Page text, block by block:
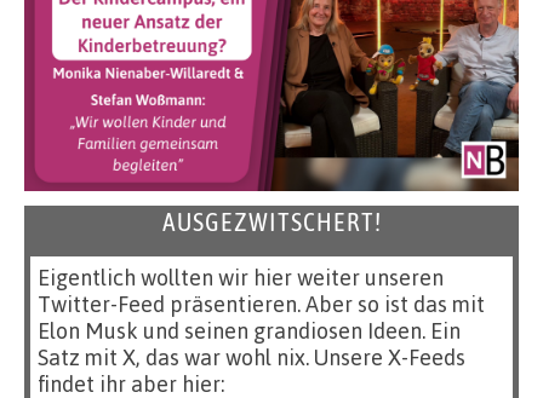
AUSGEZWITSCHERT!
Eigentlich wollten wir hier weiter unseren
Twitter-Feed präsentieren. Aber so ist das mit
Elon Musk und seinen grandiosen Ideen. Ein
Satz mit X, das war wohl nix. Unsere X-Feeds
findet ihr aber hier: